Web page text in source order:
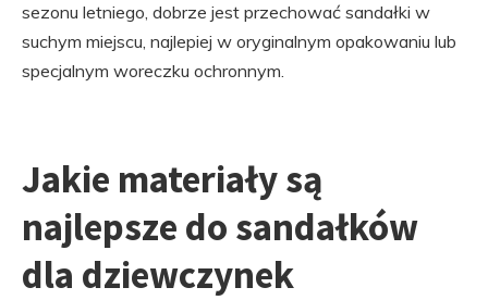
sezonu letniego, dobrze jest przechować sandałki w
suchym miejscu, najlepiej w oryginalnym opakowaniu lub
specjalnym woreczku ochronnym.
Jakie materiały są
najlepsze do sandałków
dla dziewczynek